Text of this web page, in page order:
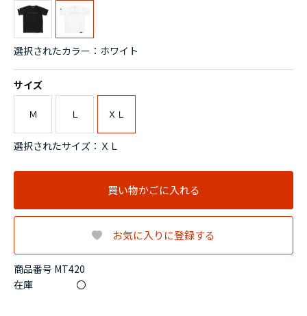
商品番号 MT420
在庫 〇
選択されたカラー：ホワイト
サイズ
Ｍ Ｌ ＸＬ
選択されたサイズ：ＸＬ
買い物かごに入れる
お気に入りに登録する